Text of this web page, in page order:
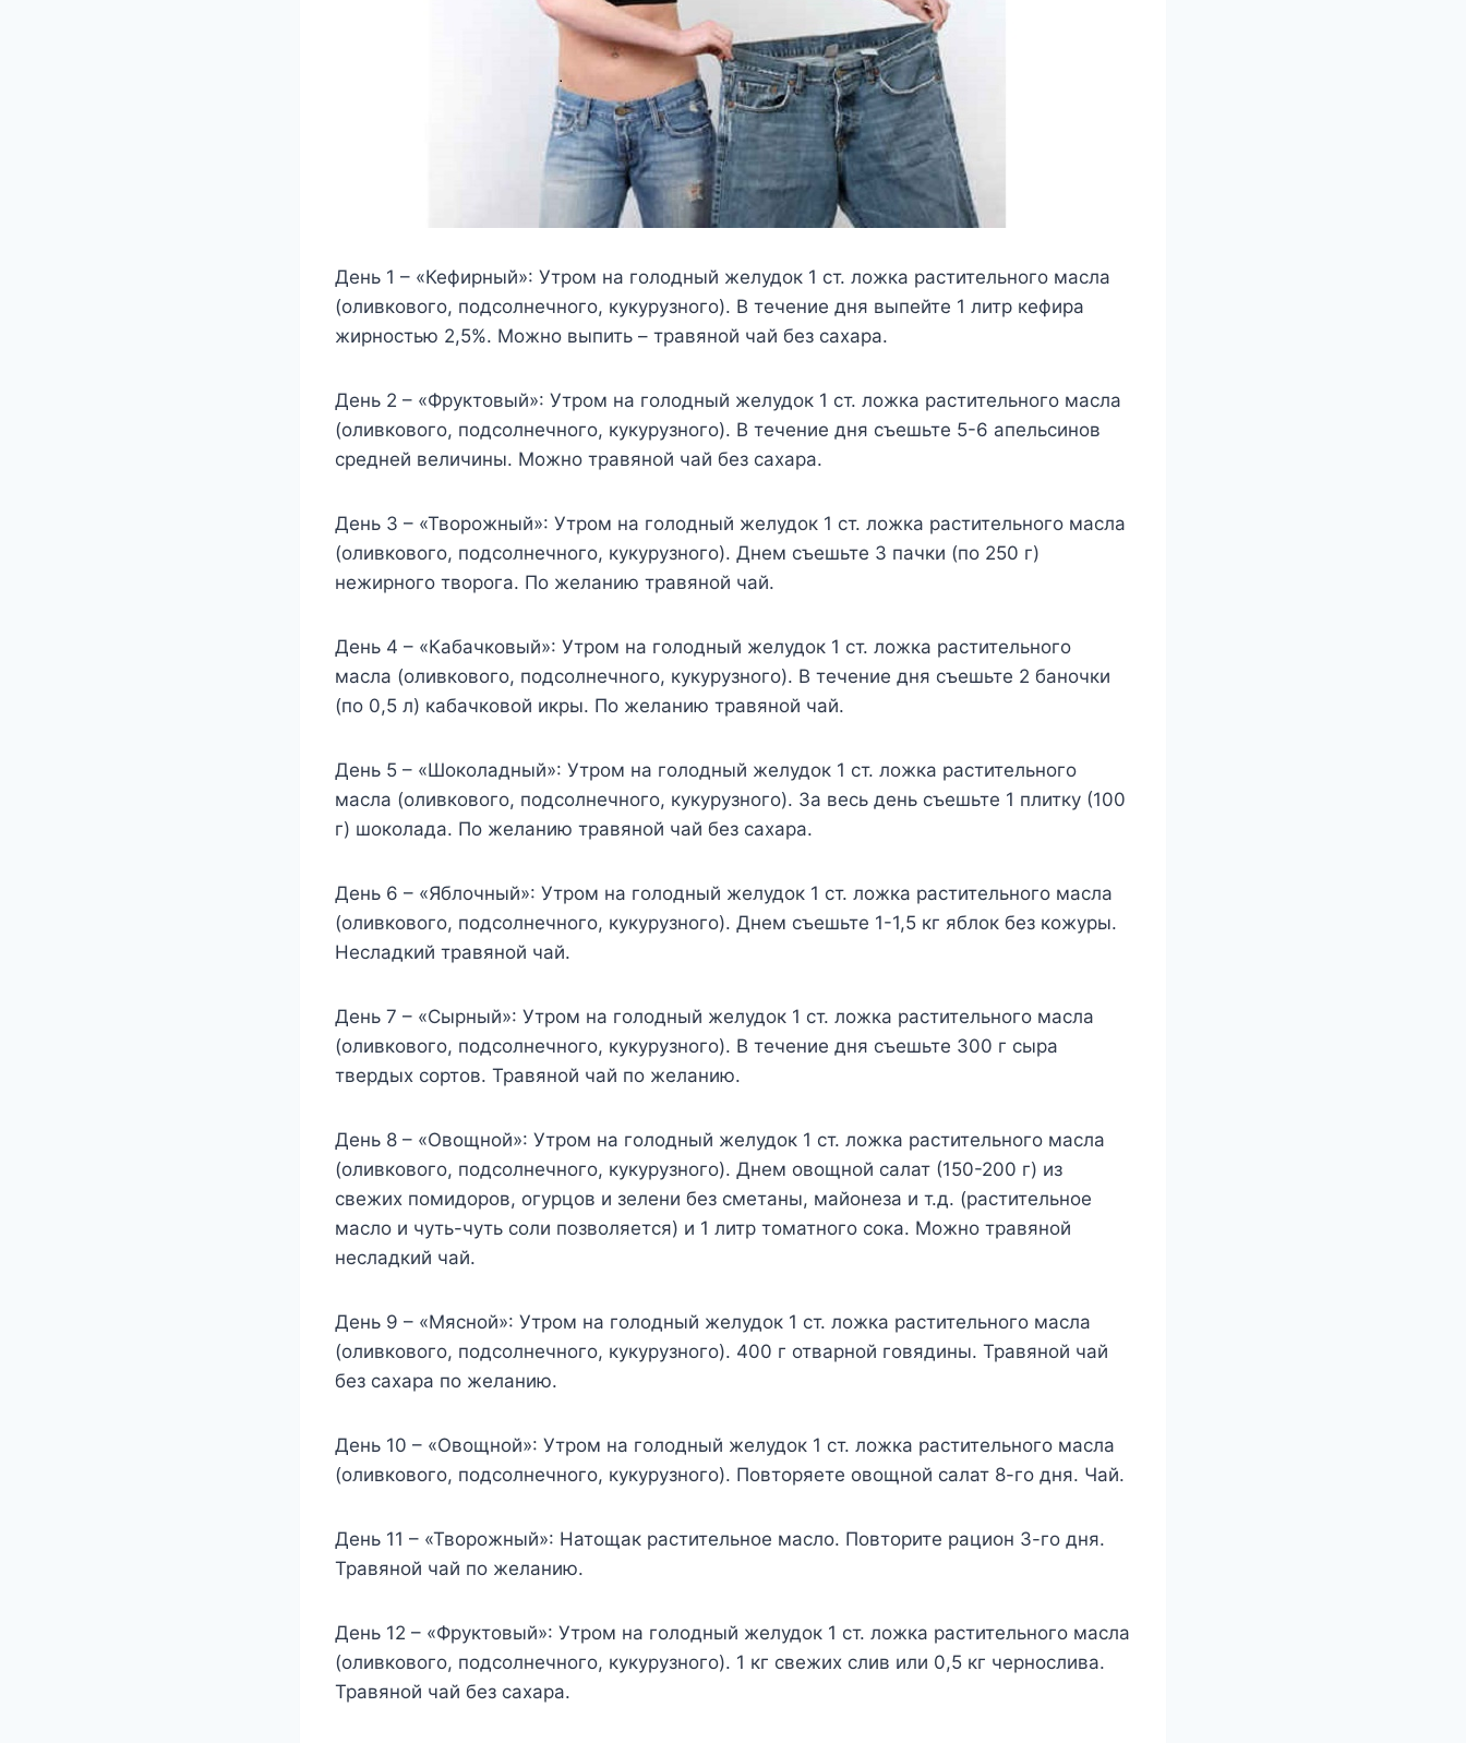
День 1 – «Кефирный»: Утром на голодный желудок 1 ст. ложка растительного масла
(оливкового, подсолнечного, кукурузного). В течение дня выпейте 1 литр кефира
жирностью 2,5%. Можно выпить – травяной чай без сахара.
День 2 – «Фруктовый»: Утром на голодный желудок 1 ст. ложка растительного масла
(оливкового, подсолнечного, кукурузного). В течение дня съешьте 5-6 апельсинов
средней величины. Можно травяной чай без сахара.
День 3 – «Творожный»: Утром на голодный желудок 1 ст. ложка растительного масла
(оливкового, подсолнечного, кукурузного). Днем съешьте 3 пачки (по 250 г)
нежирного творога. По желанию травяной чай.
День 4 – «Кабачковый»: Утром на голодный желудок 1 ст. ложка растительного
масла (оливкового, подсолнечного, кукурузного). В течение дня съешьте 2 баночки
(по 0,5 л) кабачковой икры. По желанию травяной чай.
День 5 – «Шоколадный»: Утром на голодный желудок 1 ст. ложка растительного
масла (оливкового, подсолнечного, кукурузного). За весь день съешьте 1 плитку (100
г) шоколада. По желанию травяной чай без сахара.
День 6 – «Яблочный»: Утром на голодный желудок 1 ст. ложка растительного масла
(оливкового, подсолнечного, кукурузного). Днем съешьте 1-1,5 кг яблок без кожуры.
Несладкий травяной чай.
День 7 – «Сырный»: Утром на голодный желудок 1 ст. ложка растительного масла
(оливкового, подсолнечного, кукурузного). В течение дня съешьте 300 г сыра
твердых сортов. Травяной чай по желанию.
День 8 – «Овощной»: Утром на голодный желудок 1 ст. ложка растительного масла
(оливкового, подсолнечного, кукурузного). Днем овощной салат (150-200 г) из
свежих помидоров, огурцов и зелени без сметаны, майонеза и т.д. (растительное
масло и чуть-чуть соли позволяется) и 1 литр томатного сока. Можно травяной
несладкий чай.
День 9 – «Мясной»: Утром на голодный желудок 1 ст. ложка растительного масла
(оливкового, подсолнечного, кукурузного). 400 г отварной говядины. Травяной чай
без сахара по желанию.
День 10 – «Овощной»: Утром на голодный желудок 1 ст. ложка растительного масла
(оливкового, подсолнечного, кукурузного). Повторяете овощной салат 8-го дня. Чай.
День 11 – «Творожный»: Натощак растительное масло. Повторите рацион 3-го дня.
Травяной чай по желанию.
День 12 – «Фруктовый»: Утром на голодный желудок 1 ст. ложка растительного масла
(оливкового, подсолнечного, кукурузного). 1 кг свежих слив или 0,5 кг чернослива.
Травяной чай без сахара.